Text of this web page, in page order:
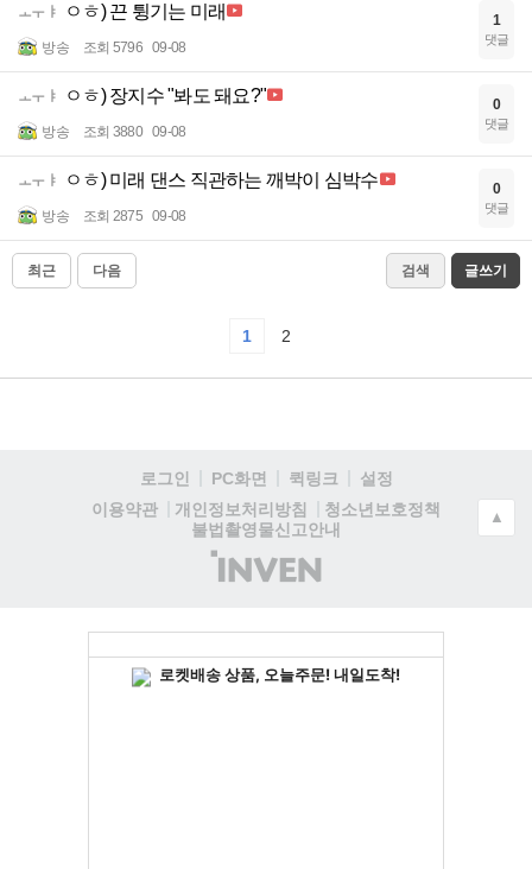
ㅗㅜㅑ ㅇㅎ) 끈 튕기는 미래
방송 조회 5796 09-08
1
댓글
ㅗㅜㅑ ㅇㅎ) 장지수 "봐도 돼요?"
방송 조회 3880 09-08
0
댓글
ㅗㅜㅑ ㅇㅎ) 미래 댄스 직관하는 깨박이 심박수
방송 조회 2875 09-08
0
댓글
최근 다음 검색 글쓰기
1 2
로그인 PC화면 퀵링크
설정
이용약관
개인정보처리방침
청소년보호정책
불법촬영물신고안내
(주)
인
▲